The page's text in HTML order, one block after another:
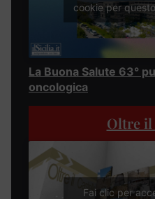
cookie per
La Buona Salute 63°
oncologica
Oltre il
Fai clic per